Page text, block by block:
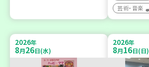
芸術・音楽
2026年
8月26日(水)
2026年
8月16日(日)